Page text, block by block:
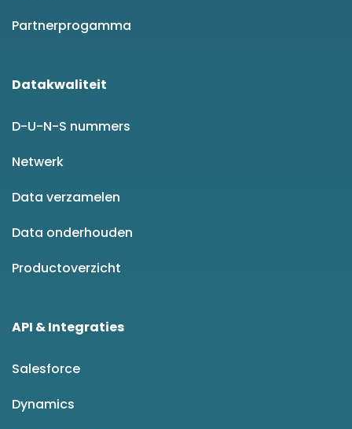
Partnerprogamma
Datakwaliteit
D-U-N-S nummers
Netwerk
Data verzamelen
Data onderhouden
Productoverzicht
API & Integraties
Salesforce
Dynamics